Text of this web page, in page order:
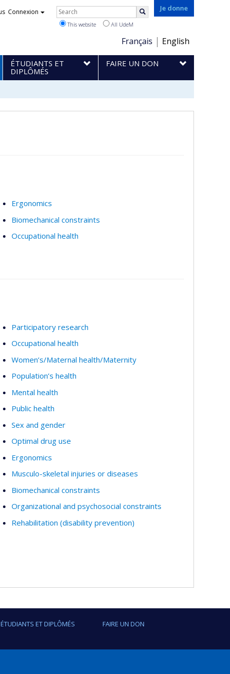
Je donne
Choix
de
la
langue
Français English
Connexion Rechercher
This website All UdeM
ÉTUDIANTS ET
DIPLÔMÉS
FAIRE UN DON
Ergonomics
Biomechanical constraints
Occupational health
Participatory research
Occupational health
Women’s/Maternal health/Maternity
Population’s health
Mental health
Public health
Sex and gender
Optimal drug use
Ergonomics
Musculo-skeletal injuries or diseases
Biomechanical constraints
Organizational and psychosocial constraints
Rehabilitation (disability prevention)
ÉTUDIANTS ET DIPLÔMÉS FAIRE UN DON